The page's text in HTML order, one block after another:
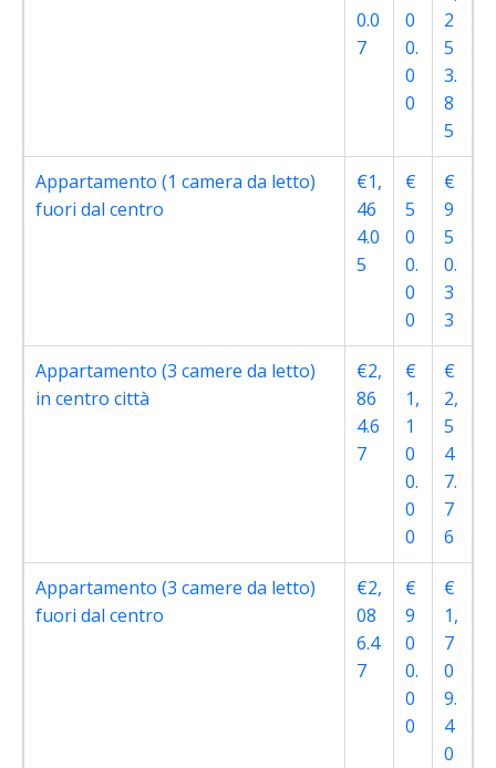
0.0
7
0
0.
0
0
2
5
3.
8
5
Appartamento (1 camera da letto)
fuori dal centro
€1,
46
4.0
5
€
5
0
0.
0
0
€
9
5
0.
3
3
Appartamento (3 camere da letto)
in centro città
€2,
86
4.6
7
€
1,
1
0
0.
0
0
€
2,
5
4
7.
7
6
Appartamento (3 camere da letto)
fuori dal centro
€2,
08
6.4
7
€
9
0
0.
0
0
€
1,
7
0
9.
4
0